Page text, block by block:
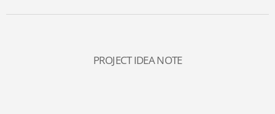
PROJECT IDEA NOTE